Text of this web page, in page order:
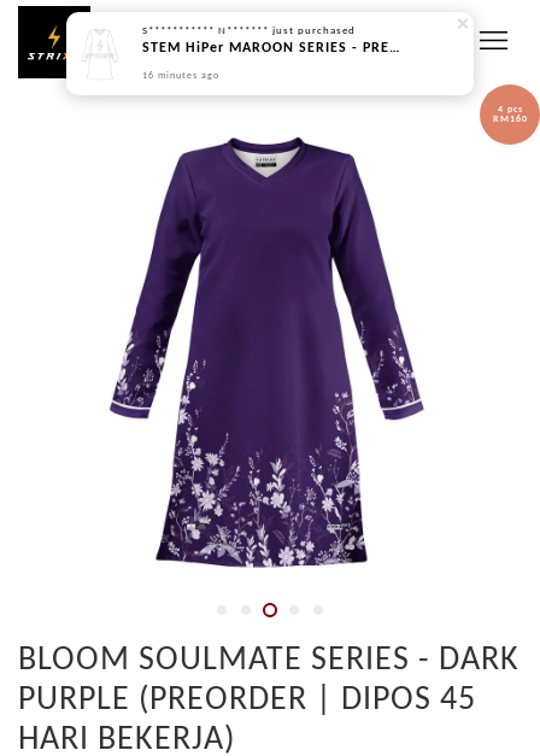
4 pcs
RM160
BLOOM SOULMATE SERIES - DARK
PURPLE (PREORDER | DIPOS 45
HARI BEKERJA)
S*********** N******* just purchased
STEM HiPer MAROON SERIES - PREORDER
16 minutes ago